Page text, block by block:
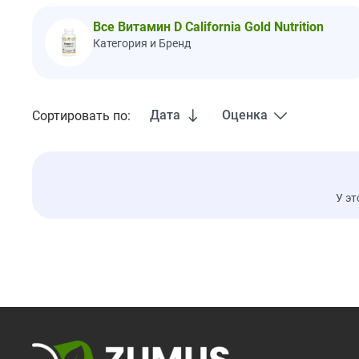
Все Витамин D California Gold Nutrition
Категория и Бренд
Сортировать по: Дата Оценка
У